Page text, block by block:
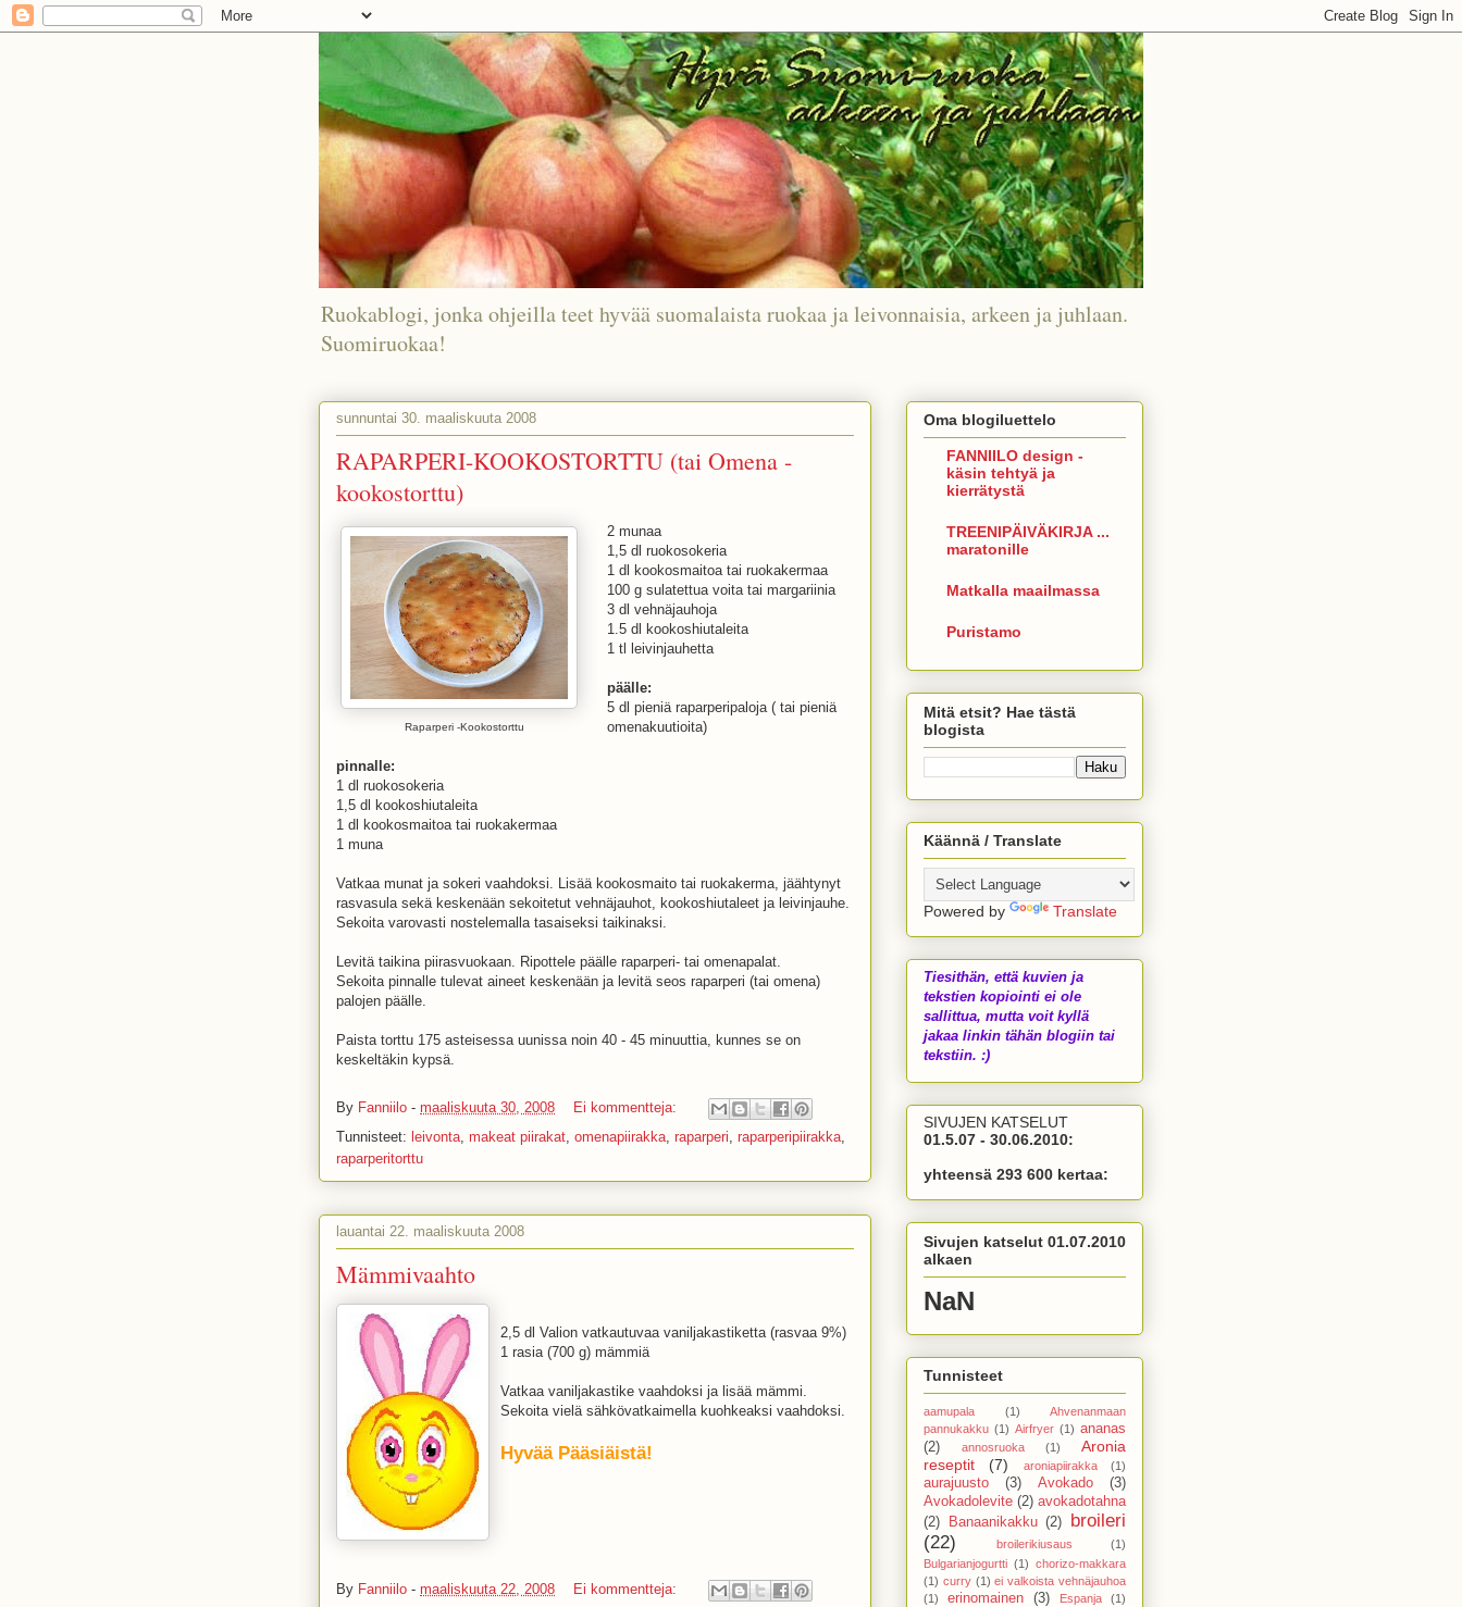
Ruokablogi, jonka ohjeilla teet hyvää suomalaista ruokaa ja leivonnaisia, arkeen ja juhlaan.
Suomiruokaa!
sunnuntai 30. maaliskuuta 2008
RAPARPERI-KOOKOSTORTTU (tai Omena -
kookostorttu)
Raparperi -Kookostorttu
2 munaa
1,5 dl ruokosokeria
1 dl kookosmaitoa tai ruokakermaa
100 g sulatettua voita tai margariinia
3 dl vehnäjauhoja
1.5 dl kookoshiutaleita
1 tl leivinjauhetta
päälle:
5 dl pieniä raparperipaloja ( tai pieniä
omenakuutioita)
pinnalle:
1 dl ruokosokeria
1,5 dl kookoshiutaleita
1 dl kookosmaitoa tai ruokakermaa
1 muna
Vatkaa munat ja sokeri vaahdoksi. Lisää kookosmaito tai ruokakerma, jäähtynyt
rasvasula sekä keskenään sekoitetut vehnäjauhot, kookoshiutaleet ja leivinjauhe.
Sekoita varovasti nostelemalla tasaiseksi taikinaksi.
Levitä taikina piirasvuokaan. Ripottele päälle raparperi- tai omenapalat.
Sekoita pinnalle tulevat aineet keskenään ja levitä seos raparperi (tai omena)
palojen päälle.
Paista torttu 175 asteisessa uunissa noin 40 - 45 minuuttia, kunnes se on
keskeltäkin kypsä.
By Fanniilo - maaliskuuta 30, 2008
Ei kommentteja:
Tunnisteet: leivonta, makeat piirakat, omenapiirakka, raparperi, raparperipiirakka,
raparperitorttu
lauantai 22. maaliskuuta 2008
Mämmivaahto
2,5 dl Valion vatkautuvaa vaniljakastiketta (rasvaa 9%)
1 rasia (700 g) mämmiä
Vatkaa vaniljakastike vaahdoksi ja lisää mämmi.
Sekoita vielä sähkövatkaimella kuohkeaksi vaahdoksi.
Hyvää Pääsiäistä!
By Fanniilo - maaliskuuta 22, 2008
Ei kommentteja:
Oma blogiluettelo
FANNIILO design -
käsin tehtyä ja
kierrätystä
TREENIPÄIVÄKIRJA ...
maratonille
Matkalla maailmassa
Puristamo
Mitä etsit? Hae tästä
blogista
Käännä / Translate
Powered by Translate
Tiesithän, että kuvien ja
tekstien kopiointi ei ole
sallittua, mutta voit kyllä
jakaa linkin tähän blogiin tai
tekstiin. :)
SIVUJEN KATSELUT
01.5.07 - 30.06.2010:
yhteensä 293 600 kertaa:
Sivujen katselut 01.07.2010
alkaen
NaN
Tunnisteet
aamupala (1)
Ahvenanmaan
pannukakku (1) Airfryer (1) ananas
(2)
annosruoka (1)
Aronia
reseptit
(7) aroniapiirakka (1)
aurajuusto (3) Avokado
(3)
Avokadolevite (2) avokadotahna
(2)
Banaanikakku (2)
broileri
(22)
broilerikiusaus
(1)
Bulgarianjogurtti (1) chorizo-makkara
(1) curry (1) ei valkoista vehnäjauhoa
(1)
erinomainen (3) Espanja
(1)